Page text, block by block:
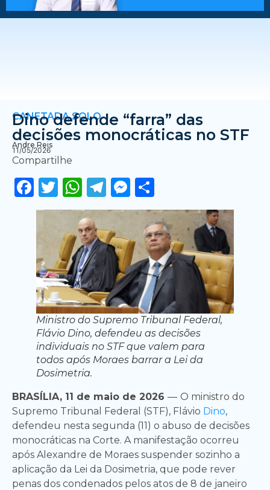
CANETADA SOLO
Dino defende “farra” das
decisões monocráticas no STF
Andre Reis
11/05/2026
Compartilhe
Facebook
Twitter
WhatsApp
Telegram
Messenger
Ministro do Supremo Tribunal Federal,
Flávio Dino, defendeu as decisões
individuais no STF que valem para
todos após Moraes barrar a Lei da
Dosimetria.
BRASÍLIA, 11 de maio de 2026 — O ministro do
Supremo Tribunal Federal (STF), Flávio Dino,
defendeu nesta segunda (11) o abuso de decisões
monocráticas na Corte. A manifestação ocorreu
após Alexandre de Moraes suspender sozinho a
aplicação da Lei da Dosimetria, que pode rever
penas dos condenados pelos atos de 8 de janeiro